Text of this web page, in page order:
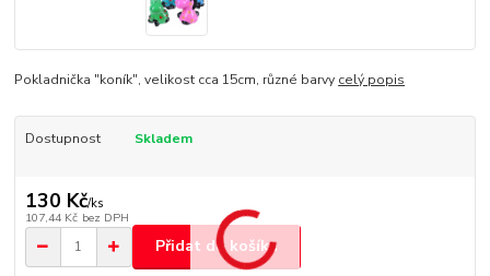
Pokladnička "koník", velikost cca 15cm, různé barvy celý popis
Dostupnost Skladem
130 Kč/ks
107,44 Kč bez DPH
Přidat do košíku